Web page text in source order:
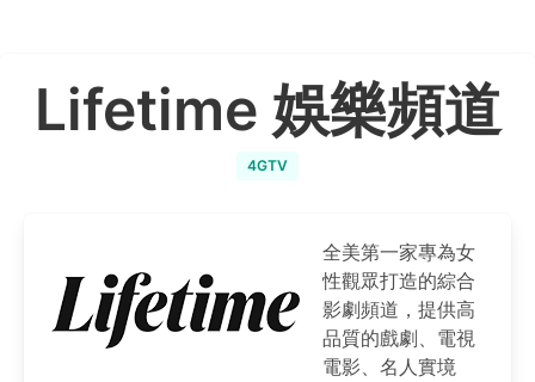
Lifetime 娛樂頻道
4GTV
全美第一家專為女
性觀眾打造的綜合
影劇頻道，提供高
品質的戲劇、電視
電影、名人實境